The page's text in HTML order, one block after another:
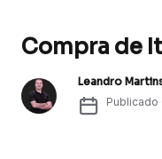
Compra de
Leandro
Publicado